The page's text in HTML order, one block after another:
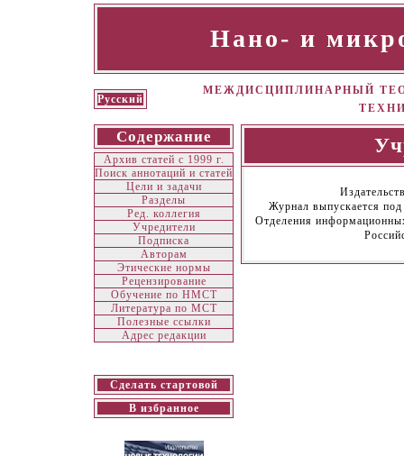
Нано- и
Русский
МЕЖДИСЦИПЛИНАРНЫЙ
Содержание
Архив статей с 1999 г.
Поиск аннотаций и статей
Цели и задачи
Разделы
Ред. коллегия
Учредители
Подписка
Авторам
Этические нормы
Рецензирование
Обучение по НМСТ
Литература по МСТ
Полезные ссылки
Адрес редакции
Сделать стартовой
В избранное
Журнал выпускается
Отделения